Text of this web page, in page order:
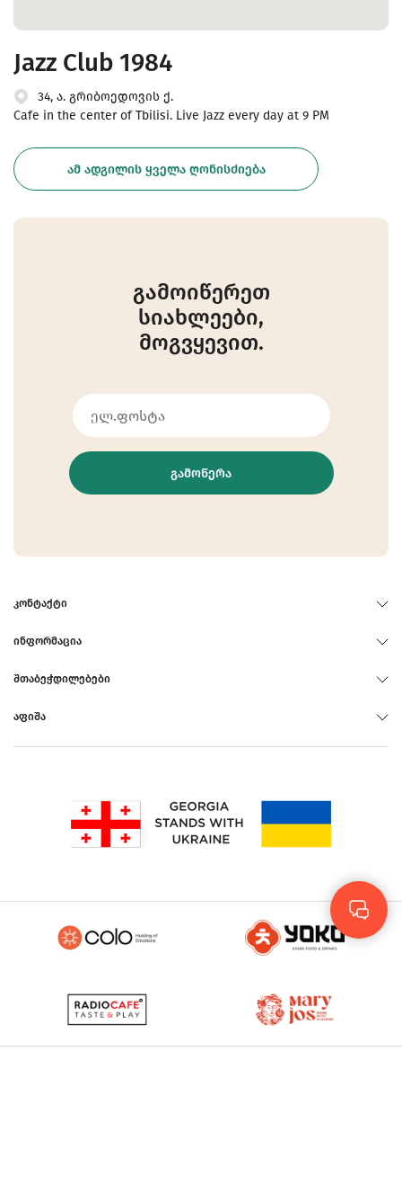
Jazz Club 1984
34, ა. გრიბოედოვის ქ.
Cafe in the center of Tbilisi. Live Jazz every day at 9 PM
ᲐᲛ ᲐᲓᲒᲘᲚᲘᲡ ᲧᲕᲔᲚᲐ ᲦᲝᲜᲘᲡᲫᲘᲔᲑᲐ
გამოიწერეთ
სიახლეები,
მოგვყევით.
ᲒᲐᲛᲝᲬᲔᲠᲐ
ᲙᲝᲜᲢᲐᲥᲢᲘ
ᲘᲜᲤᲝᲠᲛᲐᲪᲘᲐ
ᲨᲗᲐᲑᲔᲭᲓᲘᲚᲔᲑᲔᲑᲘ
ᲐᲤᲘᲨᲐ
Rus